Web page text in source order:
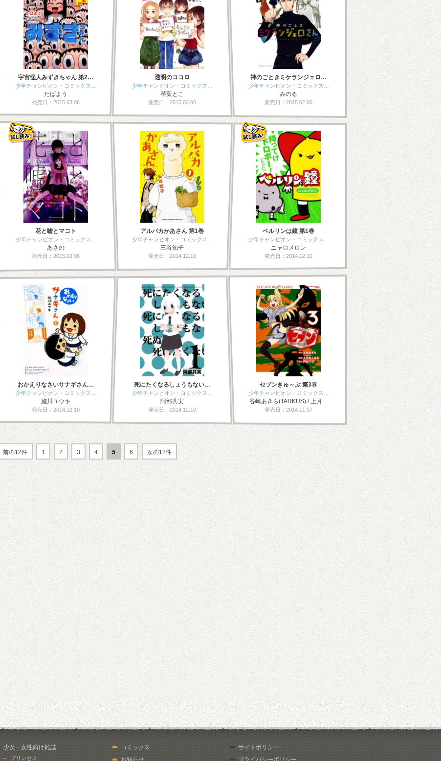
宇宙怪人みずきちゃん 第2…
少年チャンピオン・コミックス…
たばよう
発売日：2015.03.06
透明のココロ
少年チャンピオン・コミックス…
琴葉とこ
発売日：2015.03.06
神のごときミケランジェロ…
少年チャンピオン・コミックス…
みのる
発売日：2015.02.06
花と嘘とマコト
少年チャンピオン・コミックス…
あさの
発売日：2015.02.06
アルパカかあさん 第1巻
少年チャンピオン・コミックス…
三谷知子
発売日：2014.12.10
ベルリンは鐘 第1巻
少年チャンピオン・コミックス…
ニャロメロン
発売日：2014.12.10
おかえりなさいサナギさん…
少年チャンピオン・コミックス…
施川ユウキ
発売日：2014.12.10
死にたくなるしょうもない…
少年チャンピオン・コミックス…
阿部共実
発売日：2014.12.10
セブンきゅ～ぶ 第3巻
少年チャンピオン・コミックス…
谷崎あきら(TARKUS) / 上月…
発売日：2014.11.07
前の12件 1 2 3 4 5 6 次の12件
少女・女性向け雑誌
プリンセス
コミックス
お知らせ
サイトポリシー
プライバシーポリシー